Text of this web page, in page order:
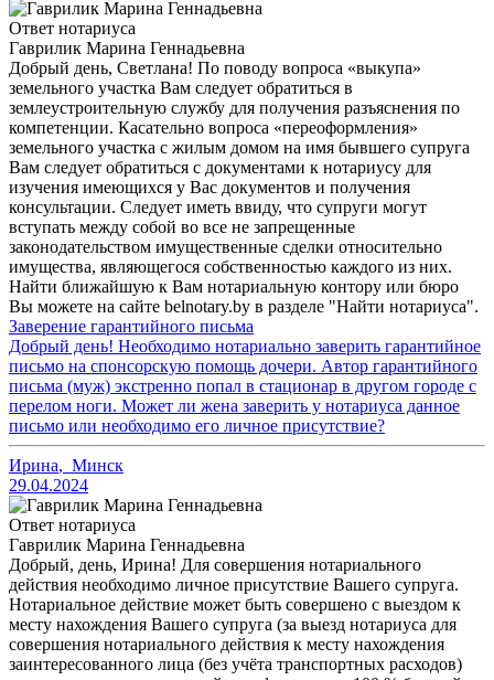
Ответ нотариуса
Гаврилик Марина Геннадьевна
Добрый день, Светлана! По поводу вопроса «выкупа»
земельного участка Вам следует обратиться в
землеустроительную службу для получения разъяснения по
компетенции. Касательно вопроса «переоформления»
земельного участка с жилым домом на имя бывшего супруга
Вам следует обратиться с документами к нотариусу для
изучения имеющихся у Вас документов и получения
консультации. Следует иметь ввиду, что супруги могут
вступать между собой во все не запрещенные
законодательством имущественные сделки относительно
имущества, являющегося собственностью каждого из них.
Найти ближайшую к Вам нотариальную контору или бюро
Вы можете на сайте belnotary.by в разделе "Найти нотариуса".
Заверение гарантийного письма
Добрый день! Необходимо нотариально заверить гарантийное
письмо на спонсорскую помощь дочери. Автор гарантийного
письма (муж) экстренно попал в стационар в другом городе с
перелом ноги. Может ли жена заверить у нотариуса данное
письмо или необходимо его личное присутствие?
Ирина, Минск
29.04.2024
Ответ нотариуса
Гаврилик Марина Геннадьевна
Добрый, день, Ирина! Для совершения нотариального
действия необходимо личное присутствие Вашего супруга.
Нотариальное действие может быть совершено с выездом к
месту нахождения Вашего супруга (за выезд нотариуса для
совершения нотариального действия к месту нахождения
заинтересованного лица (без учёта транспортных расходов)